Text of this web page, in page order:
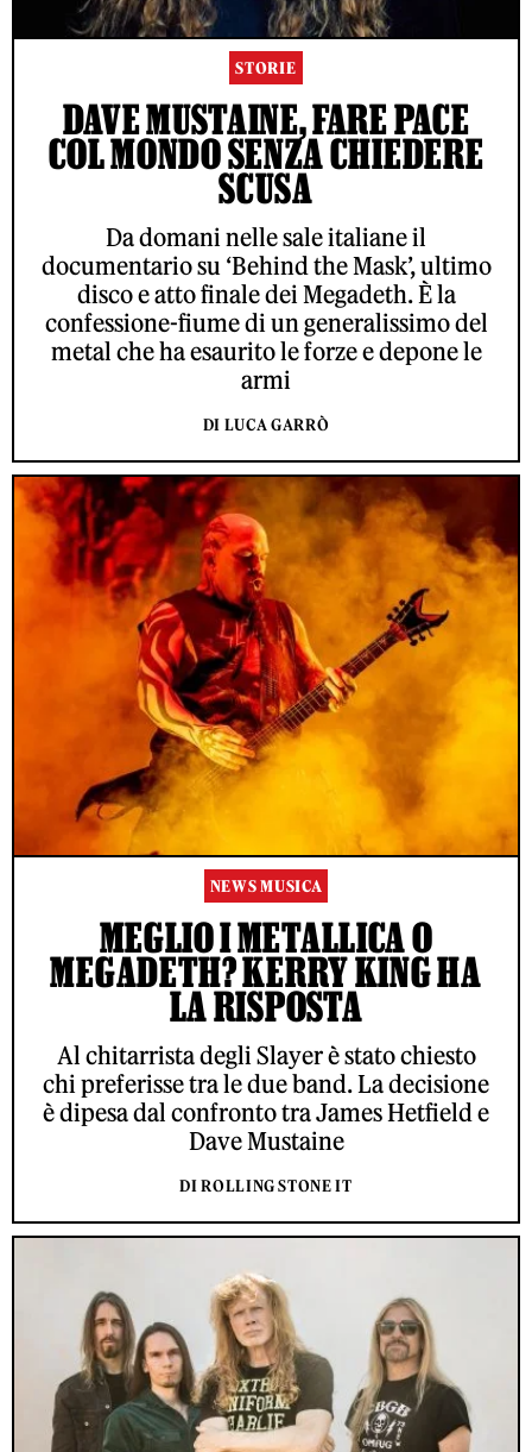
STORIE
DAVE MUSTAINE, FARE PACE
COL MONDO SENZA CHIEDERE
SCUSA
Da domani nelle sale italiane il
documentario su ‘Behind the Mask’, ultimo
disco e atto finale dei Megadeth. È la
confessione-fiume di un generalissimo del
metal che ha esaurito le forze e depone le
armi
DI LUCA GARRÒ
NEWS MUSICA
MEGLIO I METALLICA O
MEGADETH? KERRY KING HA
LA RISPOSTA
Al chitarrista degli Slayer è stato chiesto
chi preferisse tra le due band. La decisione
è dipesa dal confronto tra James Hetfield e
Dave Mustaine
DI ROLLING STONE IT